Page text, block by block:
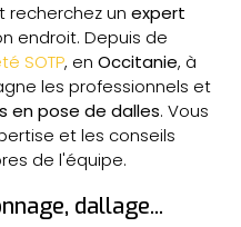
recherchez un expert
endroit. Depuis de
SOTP, en Occitanie, à
les professionnels et
en pose de dalles. Vous
et les conseils
de l'équipe.
dallage...